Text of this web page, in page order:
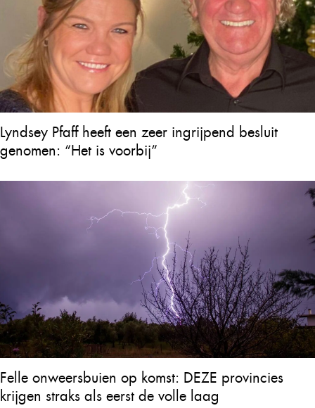
Lyndsey Pfaff heeft een zeer ingrijpend besluit
genomen: “Het is voorbij”
Felle onweersbuien op komst: DEZE provincies
krijgen straks als eerst de volle laag